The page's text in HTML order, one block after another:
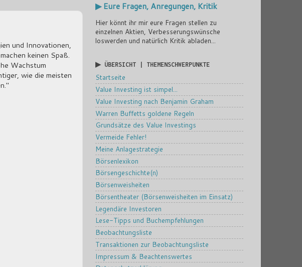
und Innovationen,
keinen Spaß.
Wachstum
wie die meisten
▶ Eure Fragen, Anregungen, Kritik
Hier könnt ihr mir eure Fragen stellen zu
einzelnen Aktien, Verbesserungswünsche
loswerden und natürlich Kritik abladen...
▶ ÜBERSICHT | THEMENSCHWERPUNKTE
Startseite
Value Investing ist simpel...
Value Investing nach Benjamin Graham
Warren Buffetts goldene Regeln
Grundsätze des Value Investings
Vermeide Fehler!
Meine Anlagestrategie
Börsenlexikon
Börsengeschichte(n)
Börsenweisheiten
Börsentheater (Börsenweisheiten im Einsatz)
Legendäre Investoren
Lese-Tipps und Buchempfehlungen
Beobachtungsliste
Transaktionen zur Beobachtungsliste
Impressum & Beachtenswertes